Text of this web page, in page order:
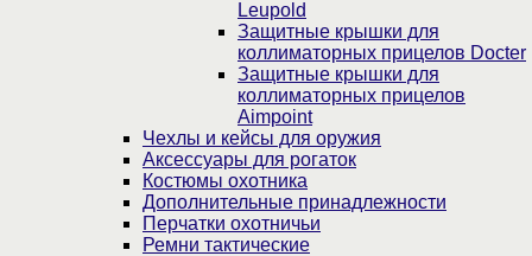
Leupold
Защитные крышки для
коллиматорных прицелов Docter
Защитные крышки для
коллиматорных прицелов
Aimpoint
Чехлы и кейсы для оружия
Аксессуары для рогаток
Костюмы охотника
Дополнительные принадлежности
Перчатки охотничьи
Ремни тактические